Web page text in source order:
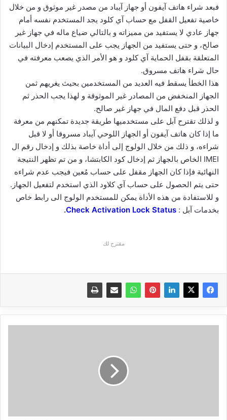
فبعد شراء هاتف آيفون أو جهاز آيباد من مصدر غير موثوق و من خلال
خاصية تفعيل القفل مع حساب آي كلود يجد المستخدم نفسه أمام
جهاز عادي لا يستفيد من مميزاته و بالتالي ضياع ماله في جهاز غير
صالح، و حتى يستفيد من الجهاز يجب على المستخدم إدخال البيانات
المتعلقة بقفل الحماية آي كلود و هو الأمر الذي يصعب معرفته في
حال شراء هاتف مسروق.
هذا الخطأ يسقط فيه العديد من المستخدمين بحيث يغريهم ثمن
الجهاز المنخفض من المصادر غير الموثوقة و لهذا يجب الحذر ثم
الحذر قبل دفع المال في جهاز غير صالح.
و لذلك تقترح آبل على مستخدميها طريقة جديدة تمكنهم من معرفة
ما إذا كان هاتف آيفون أو الجهاز اللوحي آيباد مسروقا أو لا قبل
شراءه، و ذلك من خلال الولوج إلى أداة خاصة بذلك و إدخال رقم ال
IMEI الخاص بالجهاز ثم إدخال كود الكابتشا، و من تم تظهر النتيجة
النهائية فإذا كان الجهاز مقفل على حساب مُعين فيجب عدم شراءه
حتى يتم الحصول على حساب آي كلاود الذي استخدم لتفعيل الجهاز.
و للاستفادة من هذه الأداة يمكن للمستخدم الولوج الى رابط خاص
بخدمات آبل : Check Activation Lock Status
.
مقترح لك
المادية